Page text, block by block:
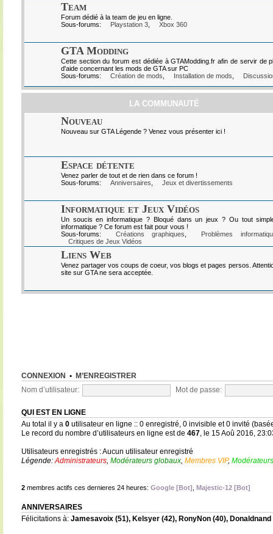
Team
Forum dédié à la team de jeu en ligne.
Sous-forums:
Playstation 3, Xbox 360
GTA Modding
Cette section du forum est dédiée à GTAModding.fr afin de servir de
d'aide concernant les mods de GTA sur PC
Sous-forums:
Création de mods Installation de mods
LA COMMUNAUTÉ
Nouveau
Nouveau sur GTA Légende ? Venez vous présenter ici !
Espace détente
Venez parler de tout et de rien dans ce forum !
Sous-forums:
Anniversaires Jeux et divertissements
Informatique et Jeux Vidéos
Un soucis en informatique ? Bloqué dans un jeux ? Ou tout
informatique ? Ce forum est fait pour vous !
Sous-forums:
Créations graphiques
Problèmes
Critiques de Jeux Vidéos
Liens Web
Venez partager vos coups de coeur, vos blogs et pages persos.
site sur GTA ne sera acceptée.
CONNEXION • M’ENREGISTRER
Nom d’utilisateur: Mot de passe:
QUI EST EN LIGNE
Au total il y a 0utilisateur en ligne :: 0 enregistré, 0 invisible et 0 invité
Le record du nombre d’utilisateurs en ligne est de 467, le 15 Aoû 2016,
Utilisateurs enregistrés : Aucun utilisateur enregistré
Légende:Administrateurs, Modérateurs globaux, Membres VIP,
2membres actifs ces dernieres 24 heures: Google [Bot] Majestic-12 [Bot]
ANNIVERSAIRES
Félicitations à: Jamesavoix(51), Kelsyer(42), RonyNon(40), Donaldnand